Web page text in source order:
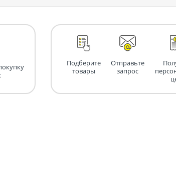
Подберите
товары
Отправьте
запрос